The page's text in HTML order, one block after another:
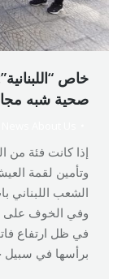
خاص
صحية شبه
إذا كانت فئة من
وتأمين لقمة
الشعب اللبناني
وفي الخوف على
في ظل ارتفاع
برأسها في